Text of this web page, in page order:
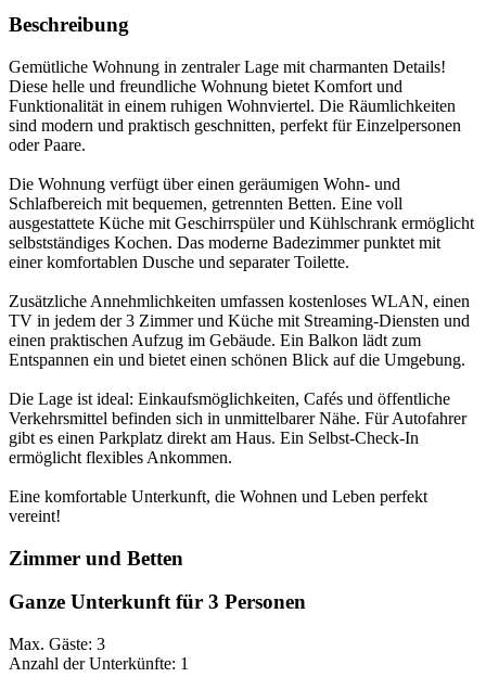
Beschreibung
Gemütliche Wohnung in zentraler Lage mit charmanten Details!
Diese helle und freundliche Wohnung bietet Komfort und
Funktionalität in einem ruhigen Wohnviertel. Die Räumlichkeiten
sind modern und praktisch geschnitten, perfekt für Einzelpersonen
oder Paare.
Die Wohnung verfügt über einen geräumigen Wohn- und
Schlafbereich mit bequemen, getrennten Betten. Eine voll
ausgestattete Küche mit Geschirrspüler und Kühlschrank ermöglicht
selbstständiges Kochen. Das moderne Badezimmer punktet mit
einer komfortablen Dusche und separater Toilette.
Zusätzliche Annehmlichkeiten umfassen kostenloses WLAN, einen
TV in jedem der 3 Zimmer und Küche mit Streaming-Diensten und
einen praktischen Aufzug im Gebäude. Ein Balkon lädt zum
Entspannen ein und bietet einen schönen Blick auf die Umgebung.
Die Lage ist ideal: Einkaufsmöglichkeiten, Cafés und öffentliche
Verkehrsmittel befinden sich in unmittelbarer Nähe. Für Autofahrer
gibt es einen Parkplatz direkt am Haus. Ein Selbst-Check-In
ermöglicht flexibles Ankommen.
Eine komfortable Unterkunft, die Wohnen und Leben perfekt
vereint!
Zimmer und Betten
Ganze Unterkunft für 3 Personen
Max. Gäste: 3
Anzahl der Unterkünfte: 1